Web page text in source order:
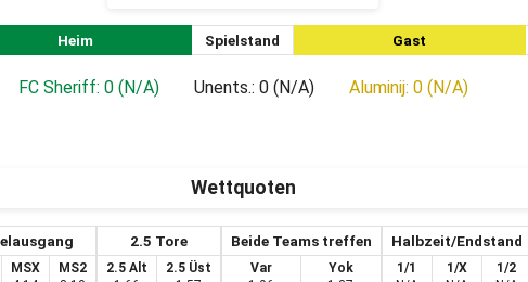
Heim Spielstand Gast
FC Sheriff: 0 (N/A) Unents.: 0 (N/A) Aluminij: 0 (N/A)
Wettquoten
MSX
MS2
2.5 Tore
2.5 Alt
2.5 Üst
Beide Teams treffen
Var
Yok
Halbzeit/Endstand
1/1
1/X
1/2